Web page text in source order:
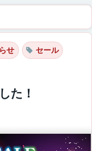
せ セール
た！